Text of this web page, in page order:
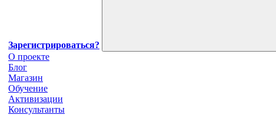
Зарегистрироваться?
О проекте
Блог
Магазин
Обучение
Активизации
Консультанты